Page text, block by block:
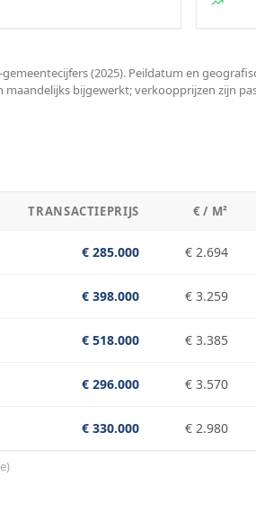
(2025). Peildatum en
bijgewerkt; verkoopprijzen zijn
TRANSACTIEPRIJS € / M²
€ 285.000 € 2.694
€ 398.000 € 3.259
€ 518.000 € 3.385
€ 296.000 € 3.570
€ 330.000 € 2.980
)